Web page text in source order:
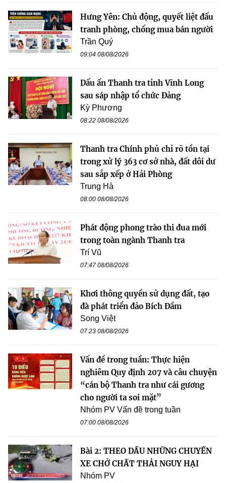
Hưng Yên: Chủ động, quyết liệt đấu
tranh phòng, chống mua bán người
Trần Quý
09:04 08/08/2026
Dấu ấn Thanh tra tỉnh Vĩnh Long
sau sáp nhập tổ chức Đảng
Kỳ Phương
08:22 08/08/2026
Thanh tra Chính phủ chỉ rõ tồn tại
trong xử lý 363 cơ sở nhà, đất dôi dư
sau sắp xếp ở Hải Phòng
Trung Hà
08:00 08/08/2026
Phát động phong trào thi đua mới
trong toàn ngành Thanh tra
Trí Vũ
07:47 08/08/2026
Khơi thông quyền sử dụng đất, tạo
đà phát triển đảo Bích Đầm
Song Việt
07:23 08/08/2026
Vấn đề trong tuần: Thực hiện
nghiêm Quy định 207 và câu chuyện
“cán bộ Thanh tra như cái gương
cho người ta soi mặt”
Nhóm PV Vấn đề trong tuần
07:00 08/08/2026
Bài 2: THEO DẤU NHỮNG CHUYẾN
XE CHỞ CHẤT THẢI NGUY HẠI
Nhóm PV